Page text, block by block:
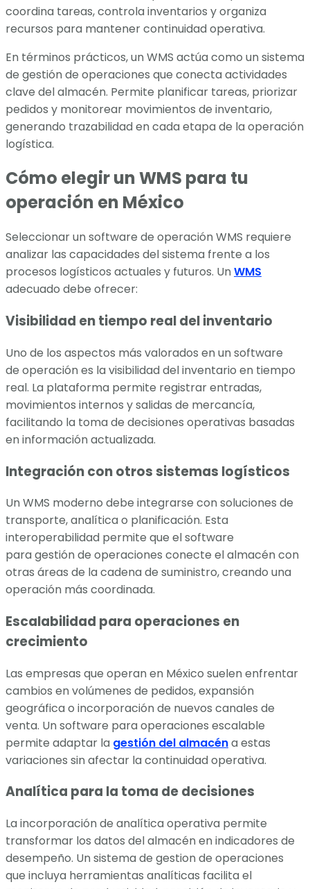
coordina tareas, controla inventarios y organiza
recursos para mantener continuidad operativa.
En términos prácticos, un WMS actúa como un sistema
de gestión de operaciones que conecta actividades
clave del almacén. Permite planificar tareas, priorizar
pedidos y monitorear movimientos de inventario,
generando trazabilidad en cada etapa de la operación
logística.
Cómo elegir un WMS para tu
operación en México
Seleccionar un software de operación WMS requiere
analizar las capacidades del sistema frente a los
procesos logísticos actuales y futuros. UnWMS
adecuado debe ofrecer:
Visibilidad en tiempo real del inventario
Uno de los aspectos más valorados en un software
de operación es la visibilidad del inventario en tiempo
real. La plataforma permite registrar entradas,
movimientos internos y salidas de mercancía,
facilitando la toma de decisiones operativas basadas
en información actualizada.
Integración con otros sistemas logísticos
Un WMS moderno debe integrarse con soluciones de
transporte, analítica o planificación. Esta
interoperabilidad permite que el software
para gestión de operaciones conecte el almacén con
otras áreas de la cadena de suministro, creando una
operación más coordinada.
Escalabilidad para operaciones en
crecimiento
Las empresas que operan en México suelen enfrentar
cambios en volúmenes de pedidos, expansión
geográfica o incorporación de nuevos canales de
venta. Un software para operaciones escalable
permite adaptar la gestión del almacéna estas
variaciones sin afectar la continuidad operativa.
Analítica para la toma de decisiones
La incorporación de analítica operativa permite
transformar los datos del almacén en indicadores de
desempeño. Un sistema de gestion de operaciones
que incluya herramientas analíticas facilita el